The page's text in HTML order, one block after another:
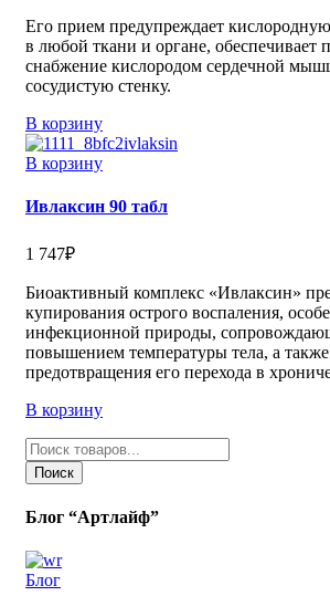
Его прием предупреждает кислородную
в любой ткани и органе, обеспечивает
снабжение кислородом сердечной
сосудистую стенку.
В корзину
В корзину
Ивлаксин 90 табл
1 747₽
Биоактивный комплекс «Ивлаксин»
купирования острого воспаления,
инфекционной природы,
повышением температуры тела, а
предотвращения его перехода в
В корзину
товаров
Поиск
Блог “Артлайф”
Блог